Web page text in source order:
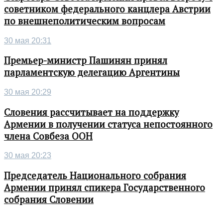
советником федерального канцлера Австрии
по внешнеполитическим вопросам
30 мая 20:31
Премьер-министр Пашинян принял
парламентскую делегацию Аргентины
30 мая 20:29
Словения рассчитывает на поддержку
Армении в получении статуса непостоянного
члена Совбеза ООН
30 мая 20:23
Председатель Национального собрания
Армении принял спикера Государственного
собрания Словении